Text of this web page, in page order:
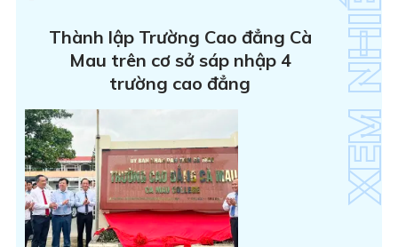
Thành lập Trường Cao đẳng Cà
Mau trên cơ sở sáp nhập 4
trường cao đẳng